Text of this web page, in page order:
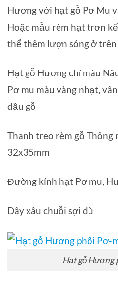
Hương với hạt gỗ Pơ Mu
Hoặc mẫu rèm hạt trơn
thể thêm lượn sóng ở trên
Hạt gỗ Hương chỉ màu
Pơ mu màu vàng nhạt,
dầu gỗ
Thanh treo rèm gỗ Thông
32x35mm
Đường kính hạt Pơ mu,
Dây xâu chuỗi sợi dù
Hạt gỗ Hương